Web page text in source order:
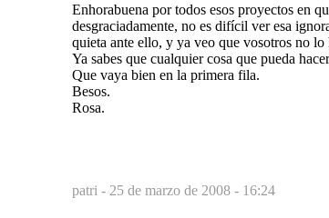
Enhorabuena por todos esos proyectos en
desgraciadamente, no es difícil ver esa
quieta ante ello, y ya veo que vosotros no lo
Ya sabes que cualquier cosa que pueda
Que vaya bien en la primera fila.
Besos.
Rosa.
patri - 25 de marzo de 2008 - 16:24